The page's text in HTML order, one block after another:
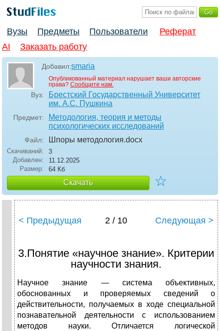
Вузы Предметы Пользователи
Реферат
AI
Заказать работу
Добавил:smaria
Опубликованный материал нарушает ваши авторские
права? Сообщите нам.
Вуз:
Брестский Государственный Университет
им. А.С. Пушкина
Предмет:
Методология, теория и методы
психологических исследований
Файл: Шпоры методология.docx
Скачиваний:
3
Добавлен:
11.12.2025
Размер:
64 Кб
Скачать ☆
< Предыдущая 2 / 10 Следующая >
3.Понятие «научное знание». Критерии
научности знания.
Научное знание — система объективных,
обоснованных и проверяемых сведений о
действительности, получаемых в ходе специальной
познавательной деятельности с использованием
методов науки. Отличается логической